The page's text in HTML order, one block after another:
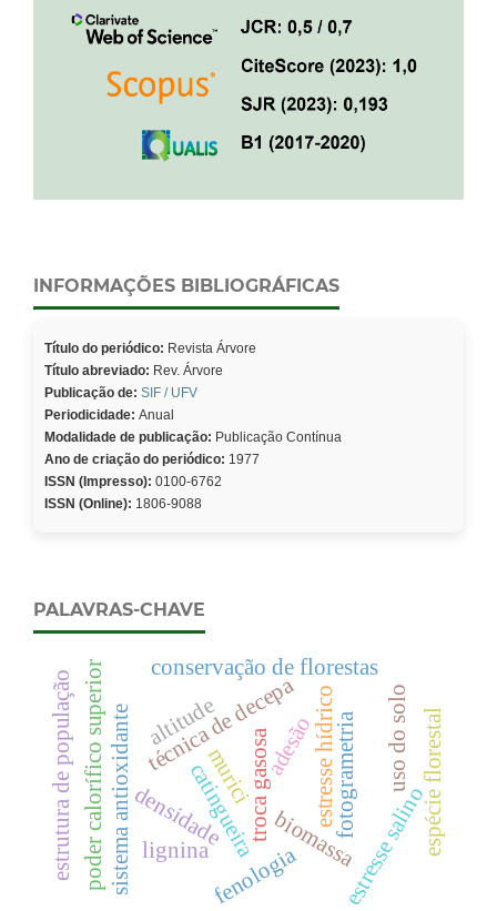
INFORMAÇÕES BIBLIOGRÁFICAS
Título do periódico: Revista Árvore
Título abreviado: Rev. Árvore
Publicação de: SIF / UFV
Periodicidade: Anual
Modalidade de publicação: Publicação Contínua
Ano de criação do periódico: 1977
ISSN (Impresso): 0100-6762
ISSN (Online): 1806-9088
PALAVRAS-CHAVE
biomassa
densidade
sistema antioxidante troca gasosa
técnica de decepa
lignina
poder calorífico superior estresse salino
catingueira estresse hídrico
estrutura de população altitude fotogrametria
conservação de florestas
fenologia
muriciadesão uso do soloespécie florestal